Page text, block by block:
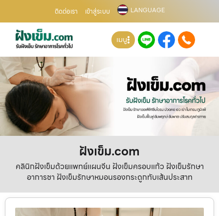
ติดต่อเรา เข้าสู่ระบบ LANGUAGE
เมนู
ฝังเข็ม.com
คลินิกฝังเข็มด้วยแพทย์แผนจีน ฝังเข็มครอบแก้ว ฝังเข็มรักษา
อาการชา ฝังเข็มรักษาหมอนรองกระดูกทับเส้นประสาท